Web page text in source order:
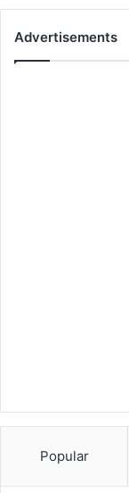
Advertisements
Popular